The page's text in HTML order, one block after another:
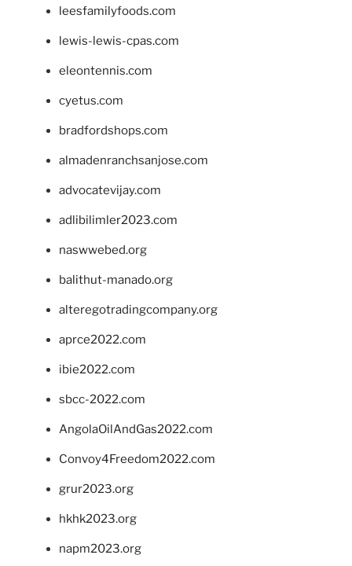
leesfamilyfoods.com
lewis-lewis-cpas.com
eleontennis.com
cyetus.com
bradfordshops.com
almadenranchsanjose.com
advocatevijay.com
adlibilimler2023.com
naswwebed.org
balithut-manado.org
alteregotradingcompany.org
aprce2022.com
ibie2022.com
sbcc-2022.com
AngolaOilAndGas2022.com
Convoy4Freedom2022.com
grur2023.org
hkhk2023.org
napm2023.org